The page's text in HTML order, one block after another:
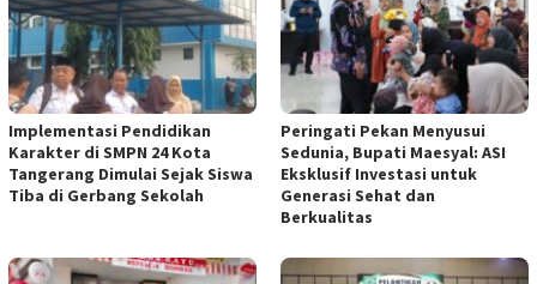
Implementasi Pendidikan
Karakter di SMPN 24 Kota
Tangerang Dimulai Sejak Siswa
Tiba di Gerbang Sekolah
Peringati Pekan Menyusui
Sedunia, Bupati Maesyal: ASI
Eksklusif Investasi untuk
Generasi Sehat dan
Berkualitas